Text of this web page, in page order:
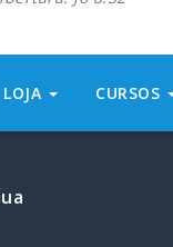
LOJA CURSOS